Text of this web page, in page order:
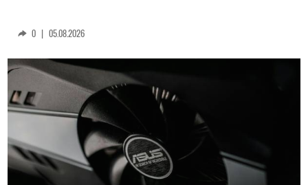
0 | 05.08.2026